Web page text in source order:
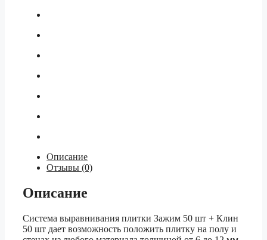
Описание
Отзывы (0)
Описание
Система выравнивания плитки Зажим 50 шт + Клин
50 шт дает возможность положить плитку на полу и